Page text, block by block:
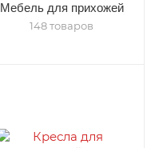
Мебель для прихожей
148 товаров